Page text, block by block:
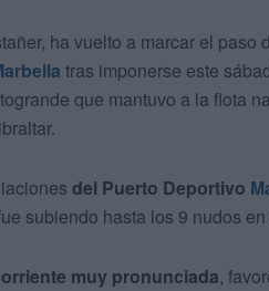
ha vuelto a marcar el paso
tras imponerse este
que mantuvo a la flota
del Puerto Deportivo
subiendo hasta los 9 nudos
muy pronunciada,